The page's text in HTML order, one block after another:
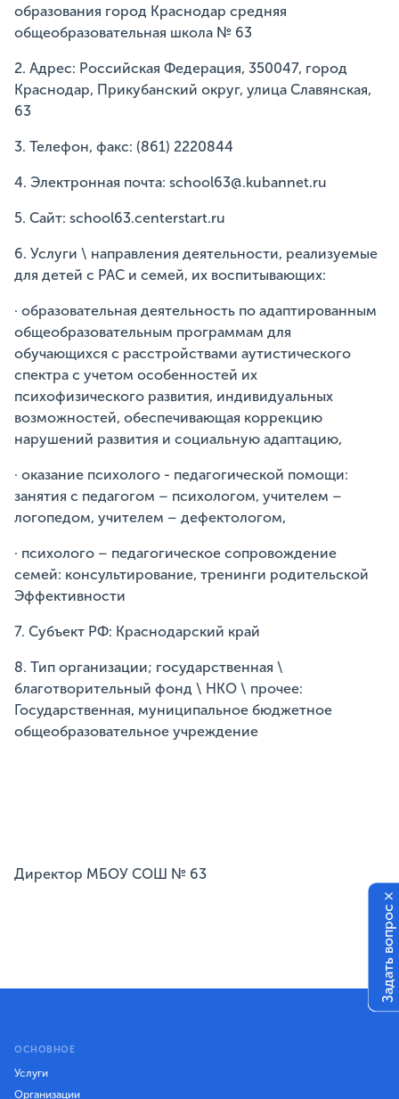
образования город Краснодар средняя
общеобразовательная школа № 63
2. Адрес: Российская Федерация, 350047, город
Краснодар, Прикубанский округ, улица Славянская,
63
3. Телефон, факс: (861) 2220844
4. Электронная почта: school63@.kubannet.ru
5. Сайт: school63.centerstart.ru
6. Услуги \ направления деятельности, реализуемые
для детей с РАС и семей, их воспитывающих:
· образовательная деятельность по адаптированным
общеобразовательным программам для
обучающихся с расстройствами аутистического
спектра с учетом особенностей их
психофизического развития, индивидуальных
возможностей, обеспечивающая коррекцию
нарушений развития и социальную адаптацию,
· оказание психолого - педагогической помощи:
занятия с педагогом – психологом, учителем –
логопедом, учителем – дефектологом,
· психолого – педагогическое сопровождение
семей: консультирование, тренинги родительской
Эффективности
7. Субъект РФ: Краснодарский край
8. Тип организации; государственная \
благотворительный фонд \ НКО \ прочее:
Государственная, муниципальное бюджетное
общеобразовательное учреждение
Директор МБОУ СОШ № 63
ОСНОВНОЕ
Услуги
Организации
Задать вопрос
×